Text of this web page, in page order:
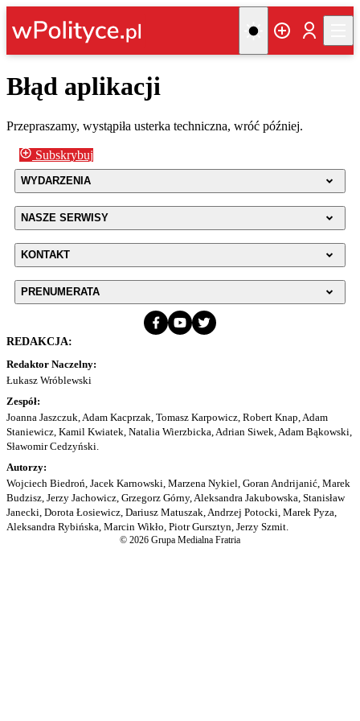
Błąd aplikacji
Przepraszamy, wystąpiła usterka techniczna, wróć później.
Subskrybuj
WYDARZENIA
NASZE SERWISY
KONTAKT
PRENUMERATA
REDAKCJA:
Redaktor Naczelny:
Łukasz Wróblewski
Zespół:
Joanna Jaszczuk, Adam Kacprzak, Tomasz Karpowicz, Robert Knap, Adam
Staniewicz, Kamil Kwiatek, Natalia Wierzbicka, Adrian Siwek, Adam Bąkowski,
Sławomir Cedzyński.
Autorzy:
Wojciech Biedroń, Jacek Karnowski, Marzena Nykiel, Goran Andrijanić, Marek
Budzisz, Jerzy Jachowicz, Grzegorz Górny, Aleksandra Jakubowska, Stanisław
Janecki, Dorota Łosiewicz, Dariusz Matuszak, Andrzej Potocki, Marek Pyza,
Aleksandra Rybińska, Marcin Wikło, Piotr Gursztyn, Jerzy Szmit.
© 2026 Grupa Medialna Fratria